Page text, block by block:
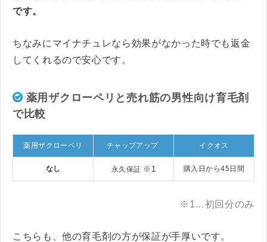
です。
ちなみにマイナチュレなら効果がなかった時でも返金
してくれるので安心です。
薬用ザクローペリと売れ筋の男性向け育毛剤
で比較
薬用ザクローペリ チャップアップ イクオス
なし 永久保証 ※1 購入日から45日間
※1…初回分のみ
こちらも、他の育毛剤の方が保証が手厚いです。